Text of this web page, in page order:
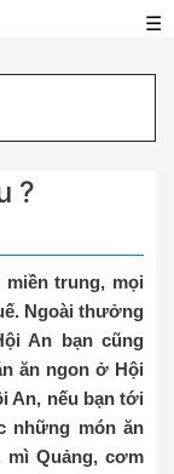
☰
?
trung, mọi
Ngoài thưởng
An bạn cũng
ăn ngon ở Hội
An, nếu bạn tới
những món ăn
mì Quảng, cơm